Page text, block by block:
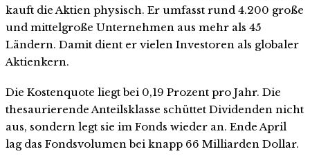
kauft die Aktien physisch. Er umfasst rund 4.200 große
und mittelgroße Unternehmen aus mehr als 45
Ländern. Damit dient er vielen Investoren als globaler
Aktienkern.
Die Kostenquote liegt bei 0,19 Prozent pro Jahr. Die
thesaurierende Anteilsklasse schüttet Dividenden nicht
aus, sondern legt sie im Fonds wieder an. Ende April
lag das Fondsvolumen bei knapp 66 Milliarden Dollar.